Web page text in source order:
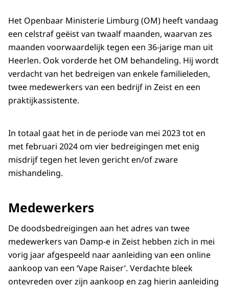
Het Openbaar Ministerie Limburg (OM) heeft vandaag
een celstraf geëist van twaalf maanden, waarvan zes
maanden voorwaardelijk tegen een 36-jarige man uit
Heerlen. Ook vorderde het OM behandeling. Hij wordt
verdacht van het bedreigen van enkele familieleden,
twee medewerkers van een bedrijf in Zeist en een
praktijkassistente.
In totaal gaat het in de periode van mei 2023 tot en
met februari 2024 om vier bedreigingen met enig
misdrijf tegen het leven gericht en/of zware
mishandeling.
Medewerkers
De doodsbedreigingen aan het adres van twee
medewerkers van Damp-e in Zeist hebben zich in mei
vorig jaar afgespeeld naar aanleiding van een online
aankoop van een ‘Vape Raiser’. Verdachte bleek
ontevreden over zijn aankoop en zag hierin aanleiding